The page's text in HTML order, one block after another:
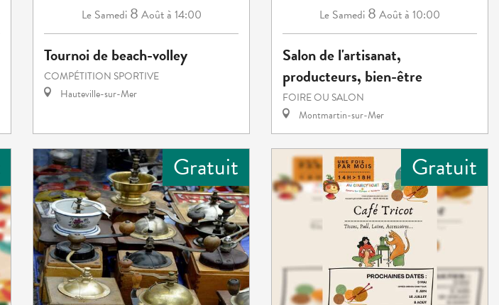
Le Samedi 8 Aoûtà 14:00
Tournoi de beach-volley
COMPÉTITION SPORTIVE
Hauteville-sur-Mer
Le Samedi 8 Aoûtà 10:00
Salon de l'artisanat,
producteurs, bien-être
FOIRE OU SALON
Montmartin-sur-Mer
Gratuit Gratuit